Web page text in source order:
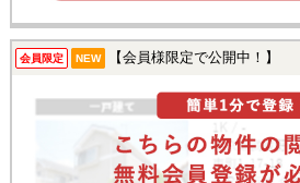
会員限定 NEW 【会員様限定で公開中！】